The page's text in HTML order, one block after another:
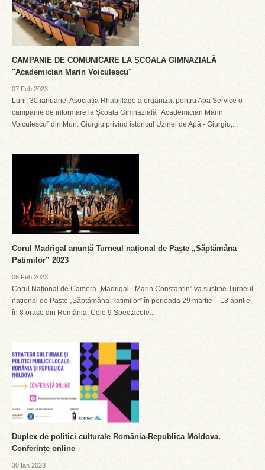
CAMPANIE DE COMUNICARE LA ȘCOALA GIMNAZIALĂ
"Academician Marin Voiculescu"
07 Feb 2023
Luni, 30 ianuarie, Asociația Rhabillage a organizat pentru Apa Service o
campanie de informare la Școala Gimnazială “Academician Marin
Voiculescu” din Mun. Giurgiu privind istoricul Uzinei de Apă - Giurgiu,...
Corul Madrigal anunță Turneul național de Paște „Săptămâna
Patimilor” 2023
06 Feb 2023
Corul Național de Cameră „Madrigal - Marin Constantin” va susține Turneul
național de Paște „Săptămâna Patimilor” în perioada 29 martie – 13 aprilie,
în 8 orașe din România. Cele 9 Spectacole...
Duplex de politici culturale România-Republica Moldova.
Conferințe online
30 Ian 2023